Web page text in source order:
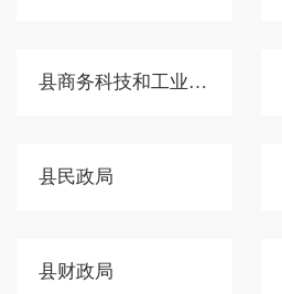
县商务科技和工业信息化局
县民政局
县财政局